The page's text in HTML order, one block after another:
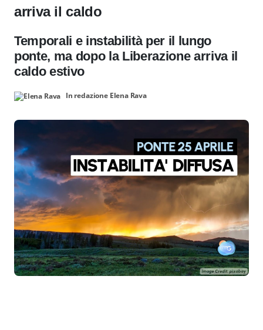
arriva il caldo
Temporali e instabilità per il lungo
ponte, ma dopo la Liberazione arriva il
caldo estivo
In redazione Elena Rava